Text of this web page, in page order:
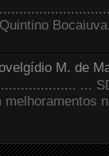
M. de
...
melhoramentos